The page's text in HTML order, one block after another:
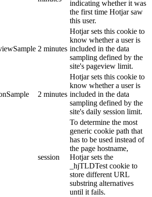
indicating whether it was
the first time Hotjar saw
this user.
2 minutes
Hotjar sets this cookie to
know whether a user is
included in the data
sampling defined by the
site's pageview limit.
2 minutes
Hotjar sets this cookie to
know whether a user is
included in the data
sampling defined by the
site's daily session limit.
session
To determine the most
generic cookie path that
has to be used instead of
the page hostname,
Hotjar sets the
_hjTLDTest cookie to
store different URL
substring alternatives
until it fails.